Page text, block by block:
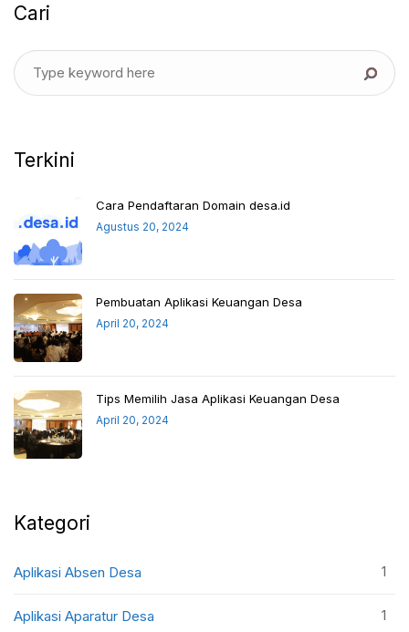
Cari
Terkini
Cara Pendaftaran Domain desa.id
Agustus 20, 2024
Pembuatan Aplikasi Keuangan Desa
April 20, 2024
Tips Memilih Jasa Aplikasi Keuangan Desa
April 20, 2024
Kategori
Aplikasi Absen Desa 1
Aplikasi Aparatur Desa 1